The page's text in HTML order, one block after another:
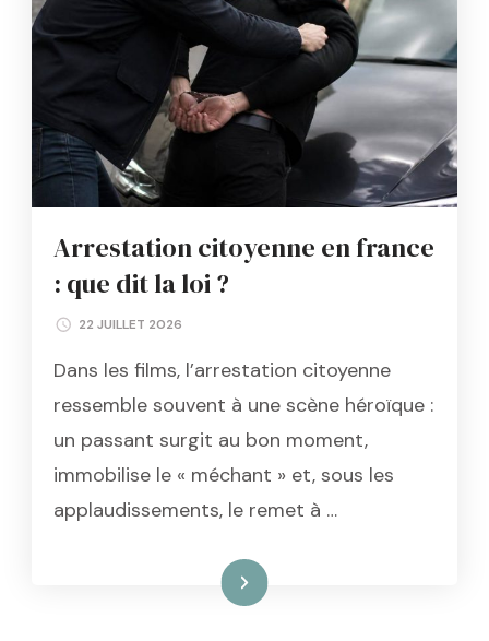
Arrestation citoyenne en france
: que dit la loi ?
22 JUILLET 2026
Dans les films, l’arrestation citoyenne
ressemble souvent à une scène héroïque :
un passant surgit au bon moment,
immobilise le « méchant » et, sous les
applaudissements, le remet à …
Lire la suite